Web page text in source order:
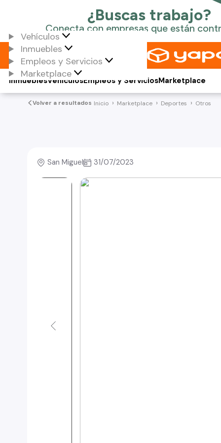
Vehículos
Inmuebles
Empleos y Servicios
Marketplace
Vehículos
Inmuebles Empleos y ServiciosMarketplace
Volver a resultados Inicio Marketplace Deportes Otros
San Miguel 31/07/2023